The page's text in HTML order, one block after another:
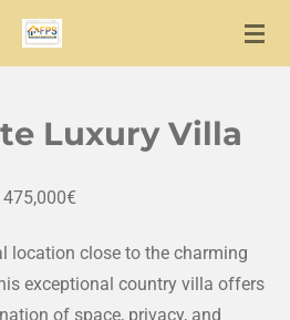
Luxury Villa
475,000€
location close to the charming
exceptional country villa offers
of space, privacy, and